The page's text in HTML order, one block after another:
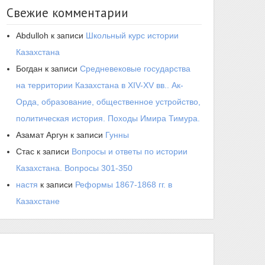
Свежие комментарии
Abdulloh к записи Школьный курс истории
Казахстана
Богдан к записи Средневековые государства
на территории Казахстана в XIV-XV вв.. Ак-
Орда, образование, общественное устройство,
политическая история. Походы Имира Тимура.
Азамат Аргун к записи Гунны
Стас к записи Вопросы и ответы по истории
Казахстана. Вопросы 301-350
настя к записи Реформы 1867-1868 гг. в
Казахстане